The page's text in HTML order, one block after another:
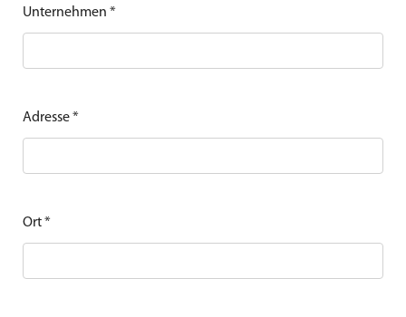
Unternehmen *
Adresse*
Ort*